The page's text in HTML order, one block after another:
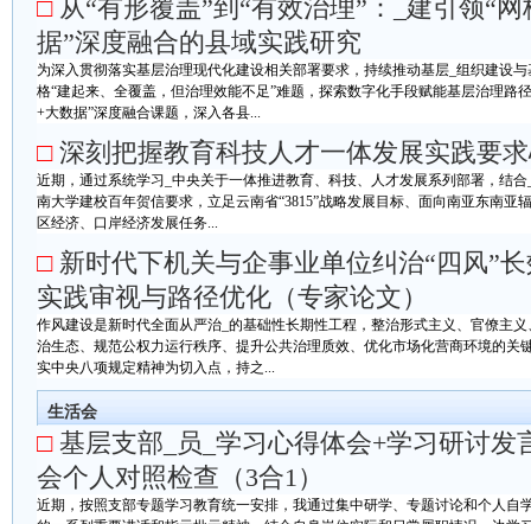
□ 从“有形覆盖”到“有效治理”：_建引领“
据”深度融合的县域实践研究
为深入贯彻落实基层治理现代化建设相关部署要求，持续推动基层_组织建设
格“建起来、全覆盖，但治理效能不足”难题，探索数字化手段赋能基层治理路
+大数据”深度融合课题，深入各县...
□ 深刻把握教育科技人才一体发展实践要
近期，通过系统学习_中央关于一体推进教育、科技、人才发展系列部署，结
南大学建校百年贺信要求，立足云南省“3815”战略发展目标、面向南亚东南亚
区经济、口岸经济发展任务...
□ 新时代下机关与企事业单位纠治“四风”
实践审视与路径优化（专家论文）
作风建设是新时代全面从严治_的基础性长期性工程，整治形式主义、官僚主
治生态、规范公权力运行秩序、提升公共治理质效、优化市场化营商环境的关
实中央八项规定精神为切入点，持之...
生活会
□ 基层支部_员_学习心得体会+学习研讨发
会个人对照检查（3合1）
近期，按照支部专题学习教育统一安排，我通过集中研学、专题讨论和个人自